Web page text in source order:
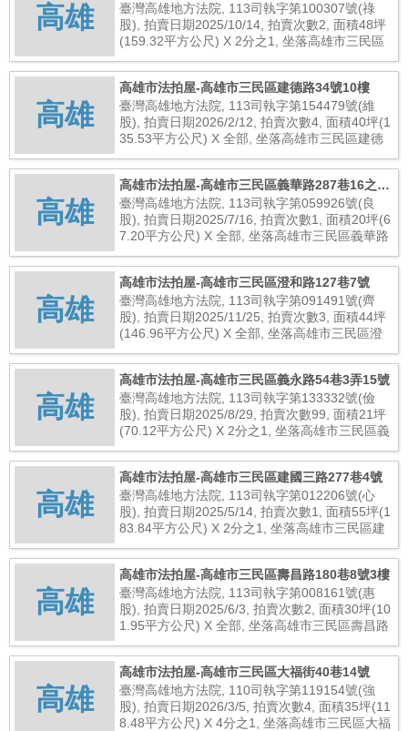
高雄
臺灣高雄地方法院, 113司執字第100307號(祿
股), 拍賣日期2025/10/14, 拍賣次數2, 面積48坪
(159.32平方公尺) X 2分之1, 坐落高雄市三民區
高雄
高雄市法拍屋-高雄市三民區建德路34號10樓
臺灣高雄地方法院, 113司執字第154479號(維
股), 拍賣日期2026/2/12, 拍賣次數4, 面積40坪(1
35.53平方公尺) X 全部, 坐落高雄市三民區建德
高雄
高雄市法拍屋-高雄市三民區義華路287巷16之2
號
臺灣高雄地方法院, 113司執字第059926號(良
股), 拍賣日期2025/7/16, 拍賣次數1, 面積20坪(6
7.20平方公尺) X 全部, 坐落高雄市三民區義華路
高雄
高雄市法拍屋-高雄市三民區澄和路127巷7號
臺灣高雄地方法院, 113司執字第091491號(齊
股), 拍賣日期2025/11/25, 拍賣次數3, 面積44坪
(146.96平方公尺) X 全部, 坐落高雄市三民區澄
高雄
高雄市法拍屋-高雄市三民區義永路54巷3弄15號
臺灣高雄地方法院, 113司執字第133332號(儉
股), 拍賣日期2025/8/29, 拍賣次數99, 面積21坪
(70.12平方公尺) X 2分之1, 坐落高雄市三民區義
高雄
高雄市法拍屋-高雄市三民區建國三路277巷4號
臺灣高雄地方法院, 113司執字第012206號(心
股), 拍賣日期2025/5/14, 拍賣次數1, 面積55坪(1
83.84平方公尺) X 2分之1, 坐落高雄市三民區建
高雄
高雄市法拍屋-高雄市三民區壽昌路180巷8號3樓
臺灣高雄地方法院, 113司執字第008161號(惠
股), 拍賣日期2025/6/3, 拍賣次數2, 面積30坪(10
1.95平方公尺) X 全部, 坐落高雄市三民區壽昌路
高雄
高雄市法拍屋-高雄市三民區大福街40巷14號
臺灣高雄地方法院, 110司執字第119154號(強
股), 拍賣日期2026/3/5, 拍賣次數4, 面積35坪(11
8.48平方公尺) X 4分之1, 坐落高雄市三民區大福